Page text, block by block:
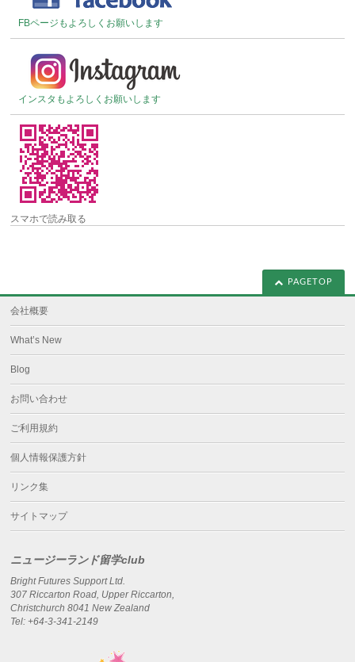
FBページもよろしくお願いします
インスタもよろしくお願いします
スマホで読み取る
PAGETOP
会社概要
What’s New
Blog
お問い合わせ
ご利用規約
個人情報保護方針
リンク集
サイトマップ
ニュージーランド留学club
Bright Futures Support Ltd.
307 Riccarton Road, Upper Riccarton,
Christchurch 8041 New Zealand
Tel: +64-3-341-2149